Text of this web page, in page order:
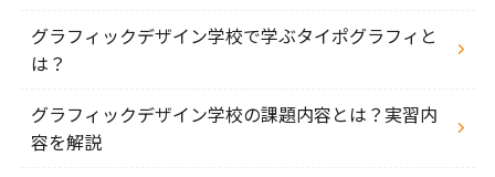
グラフィックデザイン学校で学ぶタイポグラフィと
は？
グラフィックデザイン学校の課題内容とは？実習内
容を解説